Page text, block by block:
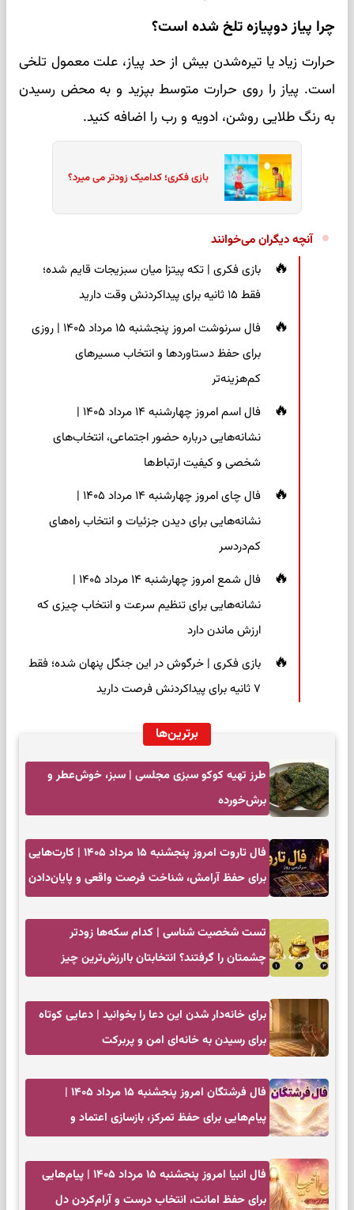
چرا پیاز دوپیازه تلخ شده است؟
حرارت زیاد یا تیره‌شدن بیش از حد پیاز، علت معمول تلخی
است. پیاز را روی حرارت متوسط بپزید و به محض رسیدن
به رنگ طلایی روشن، ادویه و رب را اضافه کنید.
بازی فکری؛ کدامیک زودتر می میرد؟
آنچه دیگران می‌خوانند
بازی فکری | تکه پیتزا میان سبزیجات قایم شده؛
فقط ۱۵ ثانیه برای پیداکردنش وقت دارید
فال سرنوشت امروز پنجشنبه ۱۵ مرداد ۱۴۰۵ | روزی
برای حفظ دستاوردها و انتخاب مسیرهای
کم‌هزینه‌تر
فال اسم امروز چهارشنبه ۱۴ مرداد ۱۴۰۵ |
نشانه‌هایی درباره حضور اجتماعی، انتخاب‌های
شخصی و کیفیت ارتباط‌ها
فال چای امروز چهارشنبه ۱۴ مرداد ۱۴۰۵ |
نشانه‌هایی برای دیدن جزئیات و انتخاب راه‌های
کم‌دردسر
فال شمع امروز چهارشنبه ۱۴ مرداد ۱۴۰۵ |
نشانه‌هایی برای تنظیم سرعت و انتخاب چیزی که
ارزش ماندن دارد
بازی فکری | خرگوش در این جنگل پنهان شده؛ فقط
۷ ثانیه برای پیداکردنش فرصت دارید
برترین‌ها
طرز تهیه کوکو سبزی مجلسی | سبز، خوش‌عطر و
برش‌خورده
فال تاروت امروز پنجشنبه ۱۵ مرداد ۱۴۰۵ | کارت‌هایی
برای حفظ آرامش، شناخت فرصت واقعی و پایان‌دادن
تست شخصیت شناسی | کدام سکه‌ها زودتر
چشمتان را گرفتند؟ انتخابتان باارزش‌ترین چیز
برای خانه‌دار شدن این دعا را بخوانید | دعایی کوتاه
برای رسیدن به خانه‌ای امن و پربرکت
فال فرشتگان امروز پنجشنبه ۱۵ مرداد ۱۴۰۵ |
پیام‌هایی برای حفظ تمرکز، بازسازی اعتماد و
فال انبیا امروز پنجشنبه ۱۵ مرداد ۱۴۰۵ | پیام‌هایی
برای حفظ امانت، انتخاب درست و آرام‌کردن دل